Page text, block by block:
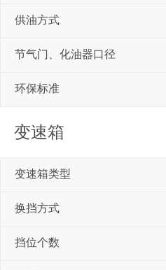
供油方式
节气门、化油器口径
环保标准
变速箱
变速箱类型
换挡方式
挡位个数